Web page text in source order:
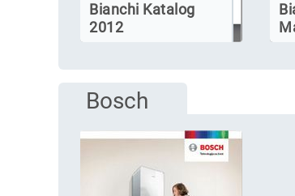
Bianchi Katalog
2012
Bosch